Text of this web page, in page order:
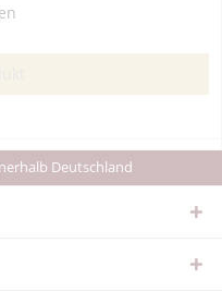
Deutschland